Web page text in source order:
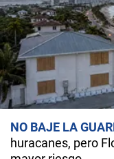
NO BAJE LA
huracanes, pero